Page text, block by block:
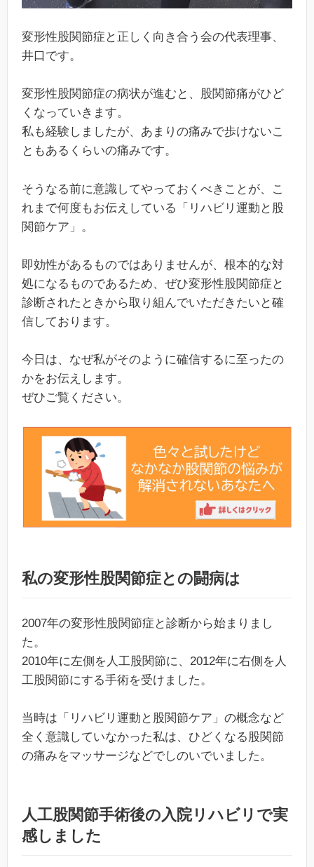
変形性股関節症と正しく向き合う会の代表理事、
井口です。
変形性股関節症の病状が進むと、股関節痛がひど
くなっていきます。
私も経験しましたが、あまりの痛みで歩けないこ
ともあるくらいの痛みです。
そうなる前に意識してやっておくべきことが、こ
れまで何度もお伝えしている「リハビリ運動と股
関節ケア」。
即効性があるものではありませんが、根本的な対
処になるものであるため、ぜひ変形性股関節症と
診断されたときから取り組んでいただきたいと確
信しております。
今日は、なぜ私がそのように確信するに至ったの
かをお伝えします。
ぜひご覧ください。
私の変形性股関節症との闘病は
2007年の変形性股関節症と診断から始まりまし
た。
2010年に左側を人工股関節に、2012年に右側を人
工股関節にする手術を受けました。
当時は「リハビリ運動と股関節ケア」の概念など
全く意識していなかった私は、ひどくなる股関節
の痛みをマッサージなどでしのいでいました。
人工股関節手術後の入院リハビリで実
感しました